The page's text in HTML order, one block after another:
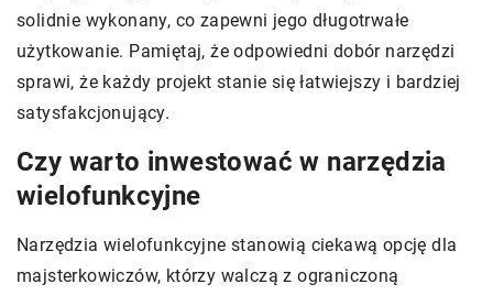
solidnie wykonany, co zapewni jego długotrwałe
użytkowanie. Pamiętaj, że odpowiedni dobór narzędzi
sprawi, że każdy projekt stanie się łatwiejszy i bardziej
satysfakcjonujący.
Czy warto inwestować w narzędzia
wielofunkcyjne
Narzędzia wielofunkcyjne stanowią ciekawą opcję dla
majsterkowiczów, którzy walczą z ograniczoną